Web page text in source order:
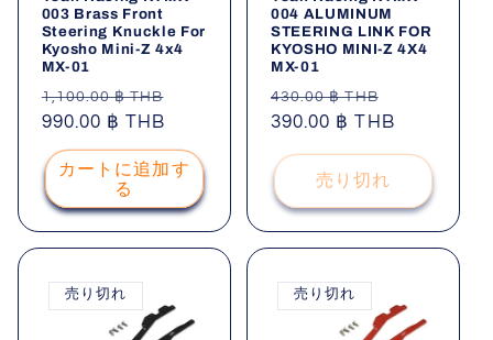
003 Brass Front
Steering Knuckle For
Kyosho Mini-Z 4x4
MX-01
通
常
価
格
1,100.00 ฿ THB
ル
価
格
990.00 ฿ THB
カートに追加す
る
004 ALUMINUM
STEERING LINK FOR
KYOSHO MINI-Z 4X4
MX-01
通
常
格
430.00 ฿ THB
ー
390.00 ฿ THB
売り切れ
売り切れ 売り切れ